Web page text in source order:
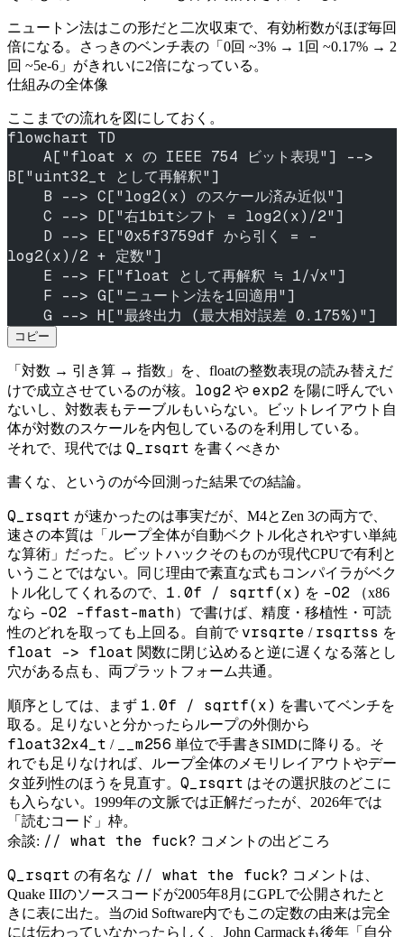
ニュートン法はこの形だと二次収束で、有効桁数がほぼ毎回
倍になる。さっきのベンチ表の「0回 ~3% → 1回 ~0.17% → 2
回 ~5e-6」がきれいに2倍になっている。
仕組みの全体像
ここまでの流れを図にしておく。
flowchart TD
B["uint32_t として再解釈"]
    B --> C["log2(x) のスケール済み近似"]
    C --> D["右1bitシフト = log2(x)/2"]
log2(x)/2 + 定数"]
    E --> F["float として再解釈 ≒ 1/√x"]
    F --> G["ニュートン法を1回適用"]
    G --> H["最終出力 (最大相対誤差 0.175%)"]
コピー
「対数 → 引き算 → 指数」を、floatの整数表現の読み替えだ
けで成立させているのが核。 log2 や exp2 を陽に呼んでい
ないし、対数表もテーブルもいらない。ビットレイアウト自
体が対数のスケールを内包しているのを利用している。
それで、現代では Q_rsqrt を書くべきか
書くな、というのが今回測った結果での結論。
Q_rsqrt が速かったのは事実だが、M4とZen 3の両方で、
速さの本質は「ループ全体が自動ベクトル化されやすい単純
な算術」だった。ビットハックそのものが現代CPUで有利と
いうことではない。同じ理由で素直な式もコンパイラがベク
トル化してくれるので、 1.0f / sqrtf(x) を -O2 （x86
なら -O2 -ffast-math）で書けば、精度・移植性・可読
性のどれを取っても上回る。自前で vrsqrte / rsqrtss を
float -> float 関数に閉じ込めると逆に遅くなる落とし
穴がある点も、両プラットフォーム共通。
順序としては、まず 1.0f / sqrtf(x) を書いてベンチを
取る。足りないと分かったらループの外側から
float32x4_t / __m256 単位で手書きSIMDに降りる。そ
れでも足りなければ、ループ全体のメモリレイアウトやデー
タ並列性のほうを見直す。 Q_rsqrt はその選択肢のどこに
も入らない。1999年の文脈では正解だったが、2026年では
「読むコード」枠。
余談: // what the fuck? コメントの出どころ
Q_rsqrt の有名な // what the fuck? コメントは、
Quake IIIのソースコードが2005年8月にGPLで公開されたと
きに表に出た。当のid Software内でもこの定数の由来は完全
には伝わっていなかったらしく、John Carmackも後年「自分